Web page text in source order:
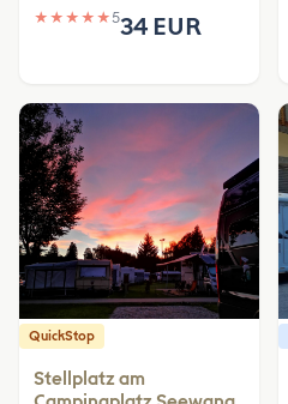
★ ★ ★ ★ ★534 EUR
QuickStop
Stellplatz am